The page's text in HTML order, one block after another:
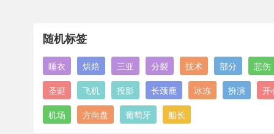
随机标签
睡衣 烘焙 三亚 分裂 技术 部分
悲伤
圣诞
飞机 投影 长颈鹿 冰冻 扮演
开
机场
方向盘 葡萄牙 船长